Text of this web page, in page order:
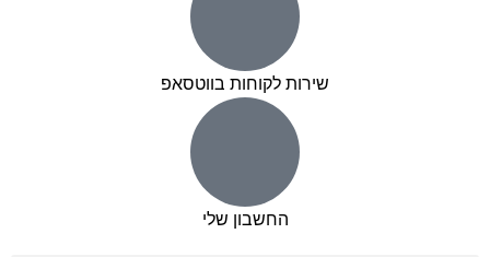
שירות לקוחות בווטסאפ
החשבון שלי